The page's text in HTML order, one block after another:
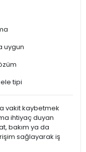
uygun
tipi
vakit kaybetmek
ihtiyaç duyan
bakım ya da
sağlayarak iş